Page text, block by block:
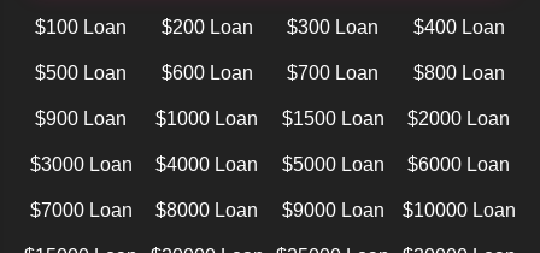
$100 Loan $200 Loan $300 Loan $400 Loan
$500 Loan $600 Loan $700 Loan $800 Loan
$900 Loan $1000 Loan $1500 Loan $2000 Loan
$3000 Loan $4000 Loan $5000 Loan $6000 Loan
$7000 Loan $8000 Loan $9000 Loan $10000 Loan